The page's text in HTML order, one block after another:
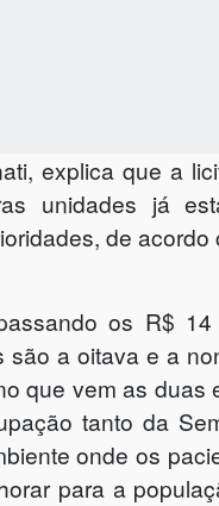
explica que a
unidades já
de
os R$
a oitava e a
que vem as duas
tanto da
onde os
para a